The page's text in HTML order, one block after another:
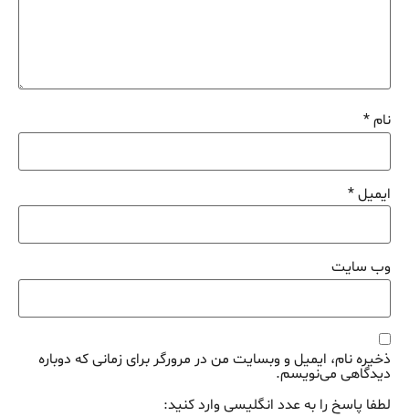
نام*
ایمیل*
وب‌ سایت
ذخیره نام، ایمیل و وبسایت من در مرورگر برای زمانی که دوباره
دیدگاهی می‌نویسم.
لطفا پاسخ را به عدد انگلیسی وارد کنید: